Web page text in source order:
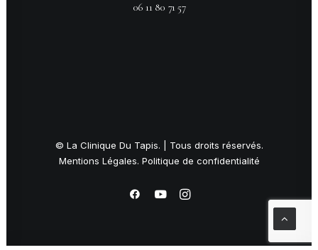
06 11 80 71 57
© La Clinique Du Tapis. | Tous droits réservés.
Mentions Légales. Politique de confidentialité